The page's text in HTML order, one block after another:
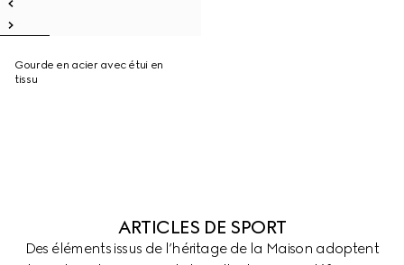
Gourde en acier avec étui en
tissu
ARTICLES DE SPORT
Des éléments issus de l’héritage de la Maison adoptent